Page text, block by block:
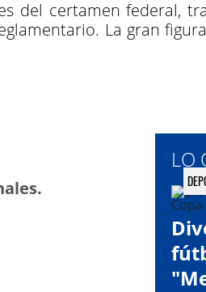
del certamen federal,
La gran
LO